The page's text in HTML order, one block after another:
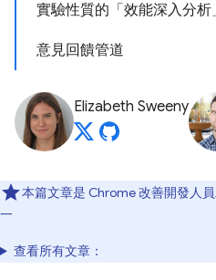
實驗性質的「效能深入分
意見回饋管道
Elizabeth Sweeny
本篇文章是 Chrome 改善開發人
一
查看所有文章：